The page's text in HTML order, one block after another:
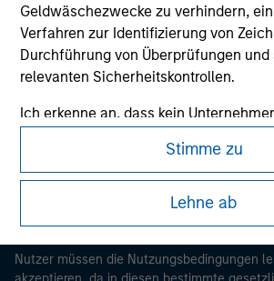
Geldwäschezwecke zu verhindern,
Verfahren zur Identifizierung von
Durchführung von Überprüfungen und
relevanten Sicherheitskontrollen.
Ich erkenne an, dass kein
verbundenes Unternehmen für
direkt oder indirekt durch den Zugriff
infolge meiner falschen oder
entstehen. Durch die Annahme dieser
bestätige ich ebenfalls mein
denTerms of Use, die ich gelesen und
Stimme zu
Lehne ab
Morgan Stanley
Morgan Stanley Careers
Dieses Dokument ist ein Marketingdokument.
Nutzer müssen die Nutzungsbedingungen